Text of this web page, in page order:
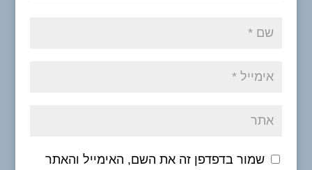
שמור בדפדפן זה את השם, האימייל והאתר